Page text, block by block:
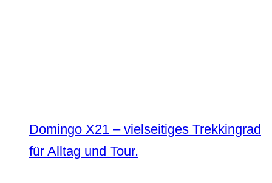
Domingo X21 – vielseitiges Trekkingrad
für Alltag und Tour.